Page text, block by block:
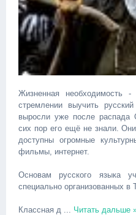
Жизненная необходимость
стремлении выучить
выросли уже после распада
сих пор его ещё не знали.
доступны огромные
фильмы, интернет.
Основам русского языка
специально организованных в
Классная д Читать дальше